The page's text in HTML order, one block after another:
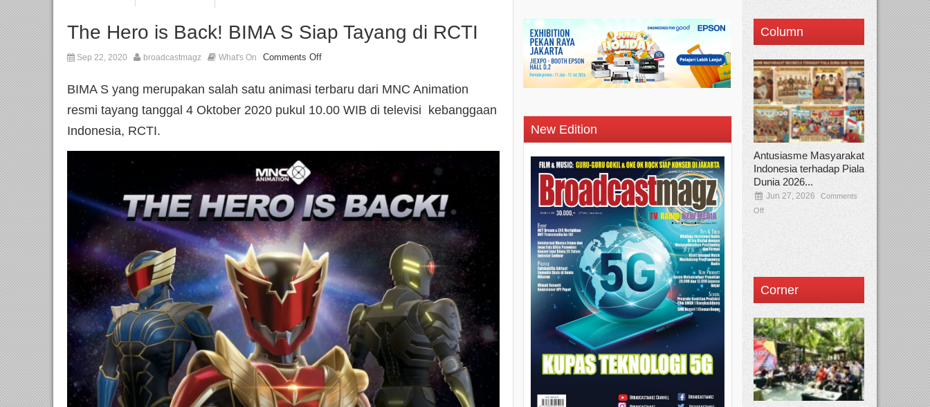
The Hero is Back! BIMA S Siap Tayang di RCTI
Sep 22, 2020 broadcastmagz What's On Comments Off
BIMA S yang merupakan salah satu animasi terbaru dari MNC Animation
resmi tayang tanggal 4 Oktober 2020 pukul 10.00 WIB di televisi kebanggaan
Indonesia, RCTI.
New Edition
Column
Antusiasme Masyarakat
Indonesia terhadap Piala
Dunia 2026...
Jun 27, 2026
Comments
Off
Corner